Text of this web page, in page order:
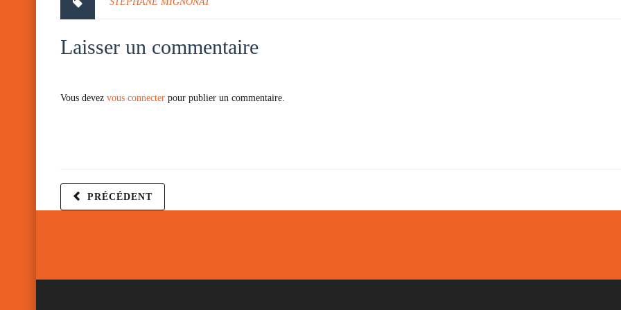
Laisser un commentaire
Vous devez vous connecter pour publier un commentaire.
PRÉCÉDENT